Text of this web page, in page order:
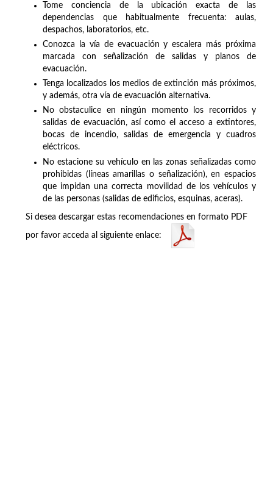
Tome conciencia de la ubicación exacta de las
dependencias que habitualmente frecuenta: aulas,
despachos, laboratorios, etc.
Conozca la vía de evacuación y escalera más próxima
marcada con señalización de salidas y planos de
evacuación.
Tenga localizados los medios de extinción más próximos,
y además, otra vía de evacuación alternativa.
No obstaculice en ningún momento los recorridos y
salidas de evacuación, así como el acceso a extintores,
bocas de incendio, salidas de emergencia y cuadros
eléctricos.
No estacione su vehículo en las zonas señalizadas como
prohibidas (líneas amarillas o señalización), en espacios
que impidan una correcta movilidad de los vehículos y
de las personas (salidas de edificios, esquinas, aceras).
Si desea descargar estas recomendaciones en formato PDF
por favor acceda al siguiente enlace: